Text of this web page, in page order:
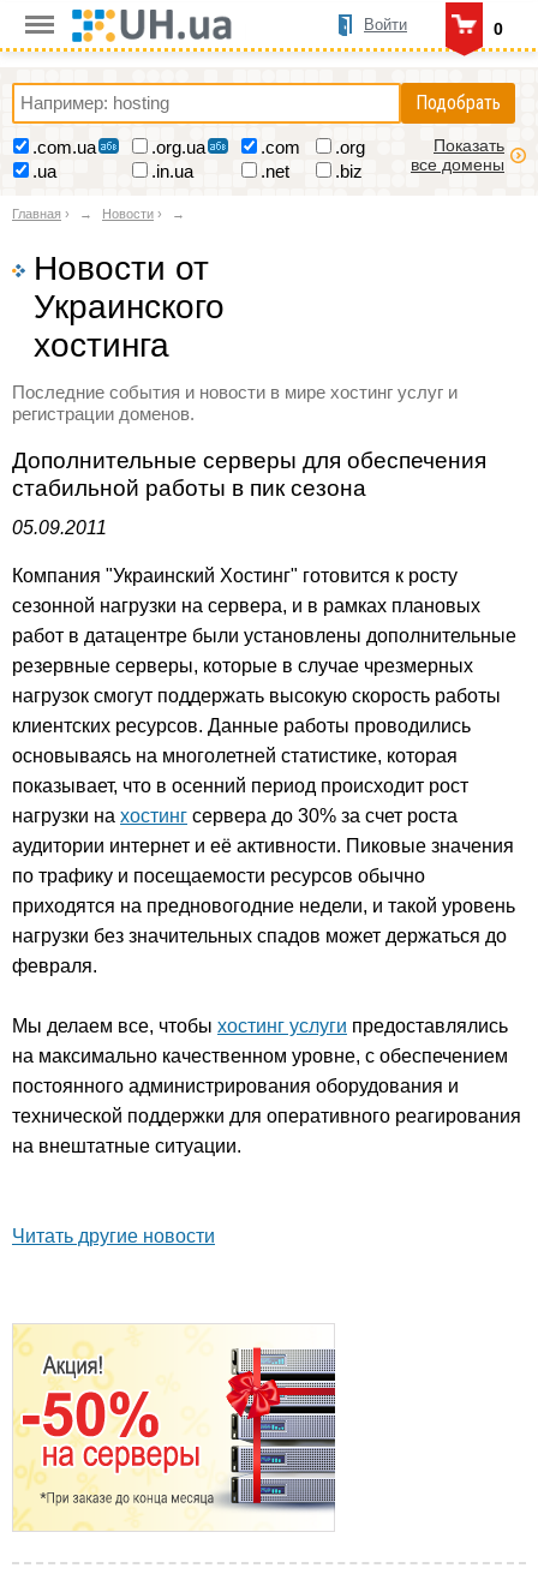
0
Войти
Подобрать
.com.ua .org.ua .com
.org
.ua
.in.ua .net .biz
Показать
все домены
Главная › Новости ›
Новости от
Украинского
хостинга
Последние события и новости в мире хостинг услуг и
регистрации доменов.
Дополнительные серверы для обеспечения
стабильной работы в пик сезона
05.09.2011
Компания "Украинский Хостинг" готовится к росту
сезонной нагрузки на сервера, и в рамках плановых
работ в датацентре были установлены дополнительные
резервные серверы, которые в случае чрезмерных
нагрузок смогут поддержать высокую скорость работы
клиентских ресурсов. Данные работы проводились
основываясь на многолетней статистике, которая
показывает, что в осенний период происходит рост
нагрузки на хостинг сервера до 30% за счет роста
аудитории интернет и её активности. Пиковые значения
по трафику и посещаемости ресурсов обычно
приходятся на предновогодние недели, и такой уровень
нагрузки без значительных спадов может держаться до
февраля.
Мы делаем все, чтобы хостинг услуги предоставлялись
на максимально качественном уровне, с обеспечением
постоянного администрирования оборудования и
технической поддержки для оперативного реагирования
на внештатные ситуации.
Читать другие новости